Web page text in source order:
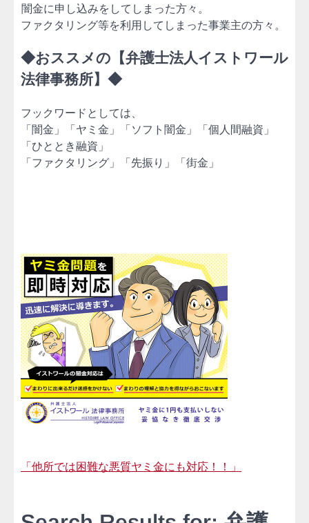
闇金に申し込みをしてしまった方々。
ファクタリング等を利用してしまった事業主の方々。
◆おススメの【弁護士法人イストワール
法律事務所】◆
フックワードとしては、
「闇金」「ヤミ金」「ソフト闇金」「個人間融資」
「ひととき融資」
「ファクタリング」「先振り」「街金」
「他所では困難な悪質ヤミ金にも対応！！」